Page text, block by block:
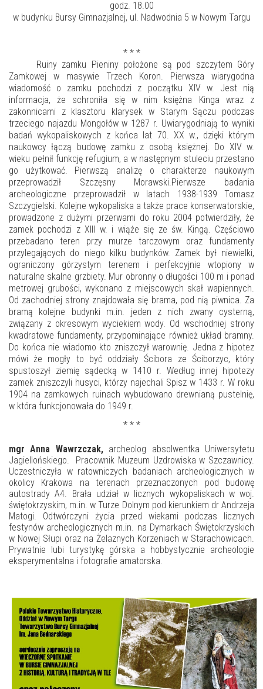
godz. 18.00
w budynku Bursy Gimnazjalnej, ul. Nadwodnia 5 w Nowym Targu
* * *
Ruiny zamku Pieniny położone są pod szczytem Góry
Zamkowej w masywie Trzech Koron. Pierwsza wiarygodna
wiadomość o zamku pochodzi z początku XIV w. Jest nią
informacja, że schroniła się w nim księżna Kinga wraz z
zakonnicami z klasztoru klarysek w Starym Sączu podczas
trzeciego najazdu Mongołów w 1287 r. Uwiarygodniają to wyniki
badań wykopaliskowych z końca lat 70. XX w., dzięki którym
naukowcy łączą budowę zamku z osobą księżnej. Do XIV w.
wieku pełnił funkcję refugium, a w następnym stuleciu przestano
go użytkować. Pierwszą analizę o charakterze naukowym
przeprowadził Szczęsny Morawski.Pierwsze badania
archeologiczne przeprowadził w latach 1938-1939 Tomasz
Szczygielski. Kolejne wykopaliska a także prace konserwatorskie,
prowadzone z dużymi przerwami do roku 2004 potwierdziły, że
zamek pochodzi z XIII w. i wiąże się ze św. Kingą. Częściowo
przebadano teren przy murze tarczowym oraz fundamenty
przylegających do niego kilku budynków. Zamek był niewielki,
ograniczony górzystym terenem i perfekcyjnie wtopiony w
naturalne skalne grzbiety. Mur obronny o długości 100 m i ponad
metrowej grubości, wykonano z miejscowych skał wapiennych.
Od zachodniej strony znajdowała się brama, pod nią piwnica. Za
bramą kolejne budynki m.in. jeden z nich zwany cysterną,
związany z okresowym wyciekiem wody. Od wschodniej strony
kwadratowe fundamenty, przypominające również układ bramny.
Do końca nie wiadomo kto zniszczył warownię. Jedna z hipotez
mówi że mogły to być oddziały Ścibora ze Ściborzyc, który
spustoszył ziemię sądecką w 1410 r. Według innej hipotezy
zamek zniszczyli husyci, którzy najechali Spisz w 1433 r. W roku
1904 na zamkowych ruinach wybudowano drewnianą pustelnię,
w która funkcjonowała do 1949 r.
* * *
mgr Anna Wawrzczak, archeolog absolwentka Uniwersytetu
Jagiellońskiego.
Pracownik Muzeum Uzdrowiska w Szczawnicy.
Uczestniczyła w ratowniczych badaniach archeologicznych w
okolicy Krakowa na terenach przeznaczonych pod budowę
autostrady A4. Brała udział w licznych wykopaliskach w woj.
świętokrzyskim, m.in. w Turze Dolnym pod kierunkiem dr Andrzeja
Matogi. Odtwórczyni życia przed wiekami podczas licznych
festynów archeologicznych m.in. na Dymarkach Świętokrzyskich
w Nowej Słupi oraz na Żelaznych Korzeniach w Starachowicach.
Prywatnie lubi turystykę górska a hobbystycznie archeologie
eksperymentalna i fotografie amatorska.